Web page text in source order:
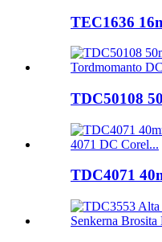
TEC1636
TDC50108
TDC4071